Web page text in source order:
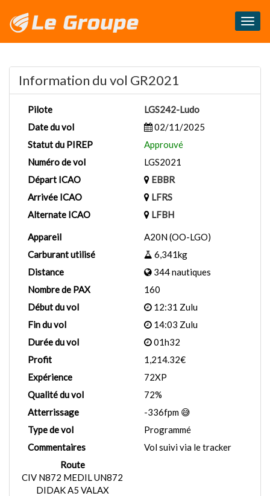
Information du vol GR2021
Pilote
LGS242-Ludo
Date du vol
02/11/2025
Statut du PIREP
Approuvé
Numéro de vol
LGS2021
Départ ICAO
EBBR
Arrivée ICAO
LFRS
Alternate ICAO
LFBH
Appareil
A20N (OO-LGO)
Carburant utilisé
6,341kg
Distance
344 nautiques
Nombre de PAX
160
Début du vol
12:31 Zulu
Fin du vol
14:03 Zulu
Durée du vol
01h32
Profit
1,214.32€
Expérience
72XP
Qualité du vol
72%
Atterrissage
-336fpm 😅
Type de vol
Programmé
Commentaires
Vol suivi via le tracker
Route
CIV N872 MEDIL UN872
DIDAK A5 VALAX